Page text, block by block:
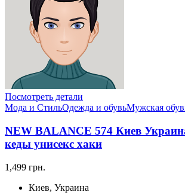
Посмотреть детали
Мода и СтильОдежда и обувьМужская
NEW BALANCE 574 Киев
кеды унисекс хаки
1,499 грн.
Киев, Украина